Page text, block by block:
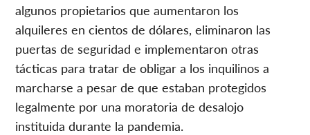
algunos propietarios que aumentaron los
alquileres en cientos de dólares, eliminaron las
puertas de seguridad e implementaron otras
tácticas para tratar de obligar a los inquilinos a
marcharse a pesar de que estaban protegidos
legalmente por una moratoria de desalojo
instituida durante la pandemia.